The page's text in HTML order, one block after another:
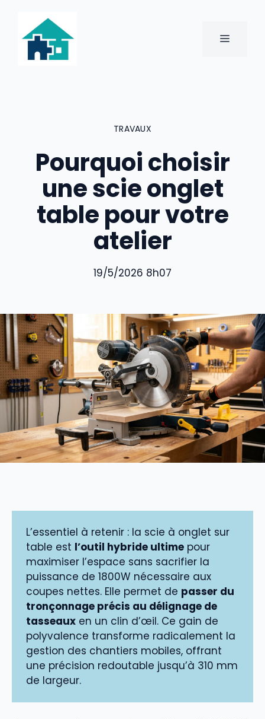
contenu
MENU
TRAVAUX
Pourquoi choisir
une scie onglet
table pour votre
atelier
19/5/2026 8h07
L’essentiel à retenir : la scie à onglet sur
table est l’outil hybride ultime pour
maximiser l’espace sans sacrifier la
puissance de 1800W nécessaire aux
coupes nettes. Elle permet de passer du
tronçonnage précis au délignage de
tasseaux en un clin d’œil. Ce gain de
polyvalence transforme radicalement la
gestion des chantiers mobiles, offrant
une précision redoutable jusqu’à 310 mm
de largeur.